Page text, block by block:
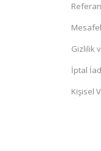
Gizlilik
İptal
Kişisel